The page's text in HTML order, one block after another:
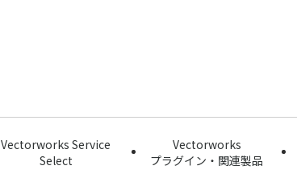
Vectorworks Service
Select
Vectorworks
プラグイン・関連製品